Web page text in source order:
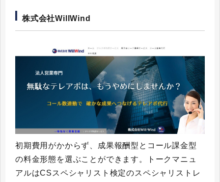
株式会社WillWind
初期費用がかからず、成果報酬型とコール課金型
の料金形態を選ぶことができます。トークマニュ
アルはCSスペシャリスト検定のスペシャリストレ